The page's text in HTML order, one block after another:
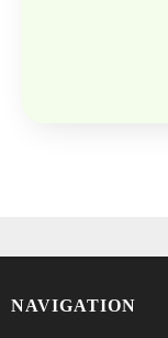
NAVIGATION